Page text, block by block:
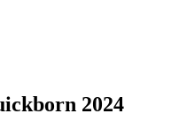
2024